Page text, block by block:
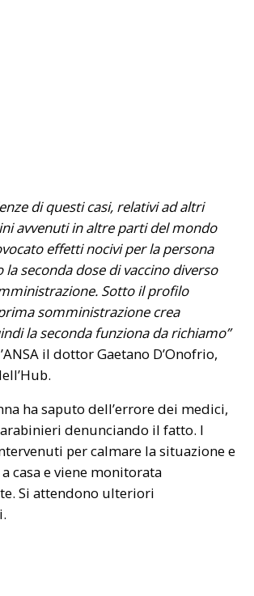
di questi casi, relativi ad altri
avvenuti in altre parti del mondo
effetti nocivi per la persona
la seconda dose di vaccino diverso
Sotto il profilo
somministrazione crea
la seconda funziona da richiamo”
il dottor Gaetano D’Onofrio,
ha saputo dell’errore dei medici,
denunciando il fatto. I
per calmare la situazione e
casa e viene monitorata
Si attendono ulteriori